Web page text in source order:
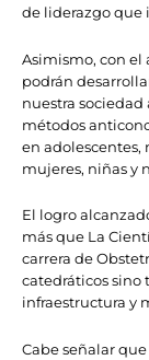
de liderazgo que
Asimismo, con el
podrán
nuestra
métodos
en adolescentes,
mujeres, niñas y
El logro
más que La
carrera de
catedráticos sino
infraestructura y
Cabe señalar que